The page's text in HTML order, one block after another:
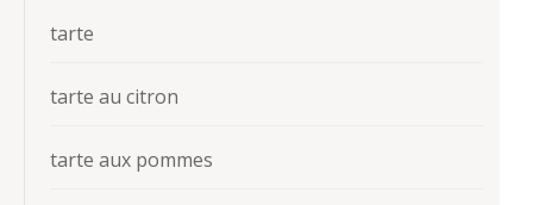
tarte
tarte au citron
tarte aux pommes